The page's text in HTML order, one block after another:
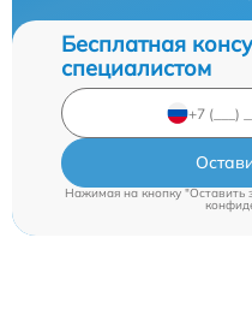
Бесплатная
специалистом
Нажимая на кнопку "Оставить